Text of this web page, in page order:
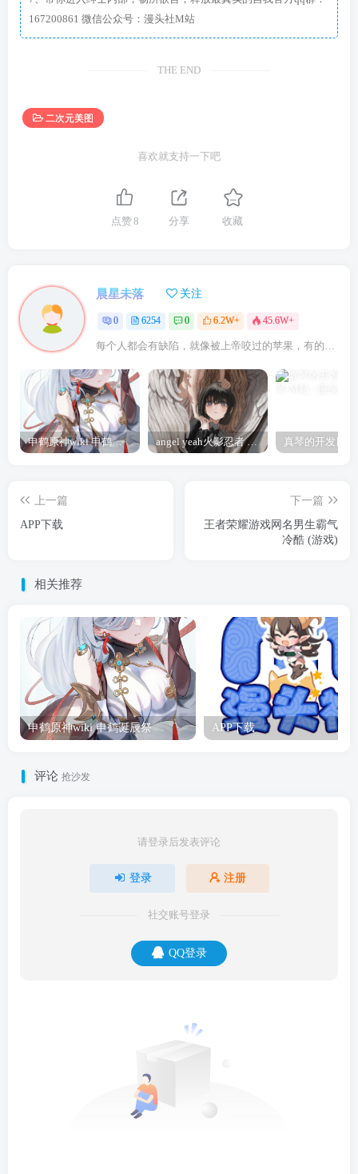
167200861 微信公众号：漫头社M站
THE END
二次元美图
喜欢就支持一下吧
点赞8 分享 收藏
晨星未落 关注
0 6254 0 6.2W+ 45.6W+
每个人都会有缺陷，就像被上帝咬过的苹果，有的人缺陷比较大，正是因为上帝特别喜欢他的芬芳
申鹤原神wiki 申鹤诞辰祭 angel yeah火影忍者 Angel
上一篇
APP下载
下一篇
王者荣耀游戏网名男生霸气
冷酷 (游戏)
相关推荐
申鹤原神wiki 申鹤诞辰祭 APP下载
评论 抢沙发
请登录后发表评论
登录 注册
社交账号登录
QQ登录